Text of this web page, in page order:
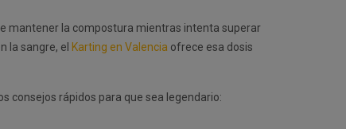
mantener la compostura mientras intenta superar
la sangre, el Karting en Valencia ofrece esa dosis
consejos rápidos para que sea legendario: